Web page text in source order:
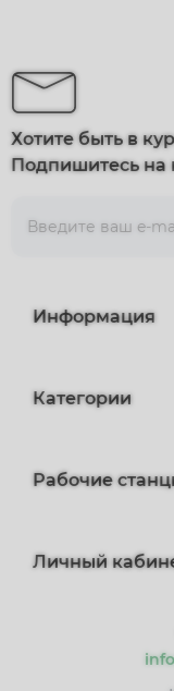
Хотите быть в
Подпишитесь на
Информация
Категории
Рабочие
Личный